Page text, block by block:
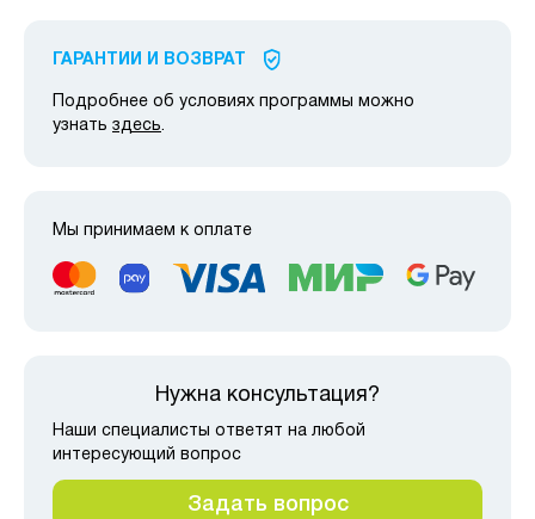
ГАРАНТИИ И ВОЗВРАТ
Подробнее об условиях программы можно
узнать здесь.
Мы принимаем к оплате
Нужна консультация?
Наши специалисты ответят на любой
интересующий вопрос
Задать вопрос